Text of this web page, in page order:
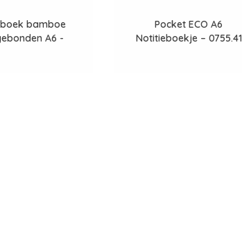
bamboe
A6 -
Pocket ECO A6
Notitieboekje – 0755.41